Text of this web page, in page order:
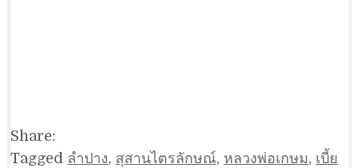
Share:
Tagged ลำปาง, สุสานไตรลักษณ์, หลวงพ่อเกษม, เบี้ย